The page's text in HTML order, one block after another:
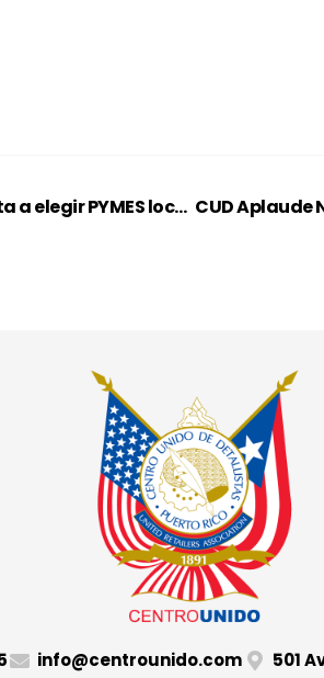
Esta Navidad, regala futuro: Presidente del CUD Exhorta a elegir PYMES locales
info@centrounido.com 501